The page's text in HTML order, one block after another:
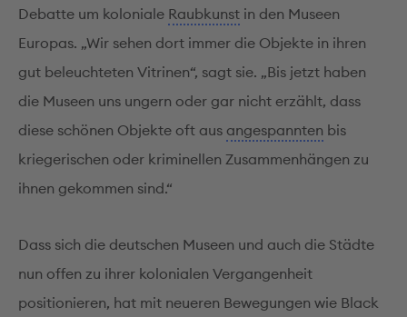
Debatte um koloniale Raubkunst in den Museen
Europas. „Wir sehen dort immer die Objekte in ihren
gut beleuchteten Vitrinen“, sagt sie. „Bis jetzt haben
die Museen uns ungern oder gar nicht erzählt, dass
diese schönen Objekte oft aus angespannten bis
kriegerischen oder kriminellen Zusammenhängen zu
ihnen gekommen sind.“
Dass sich die deutschen Museen und auch die Städte
nun offen zu ihrer kolonialen Vergangenheit
positionieren, hat mit neueren Bewegungen wie Black